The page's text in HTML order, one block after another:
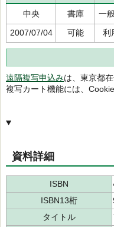
中央
書庫 一
2007/07/04
可能 利
遠隔複写申込みは、東京都
複写カート機能には、
資料詳細
ISBN
ISBN13桁
タイトル